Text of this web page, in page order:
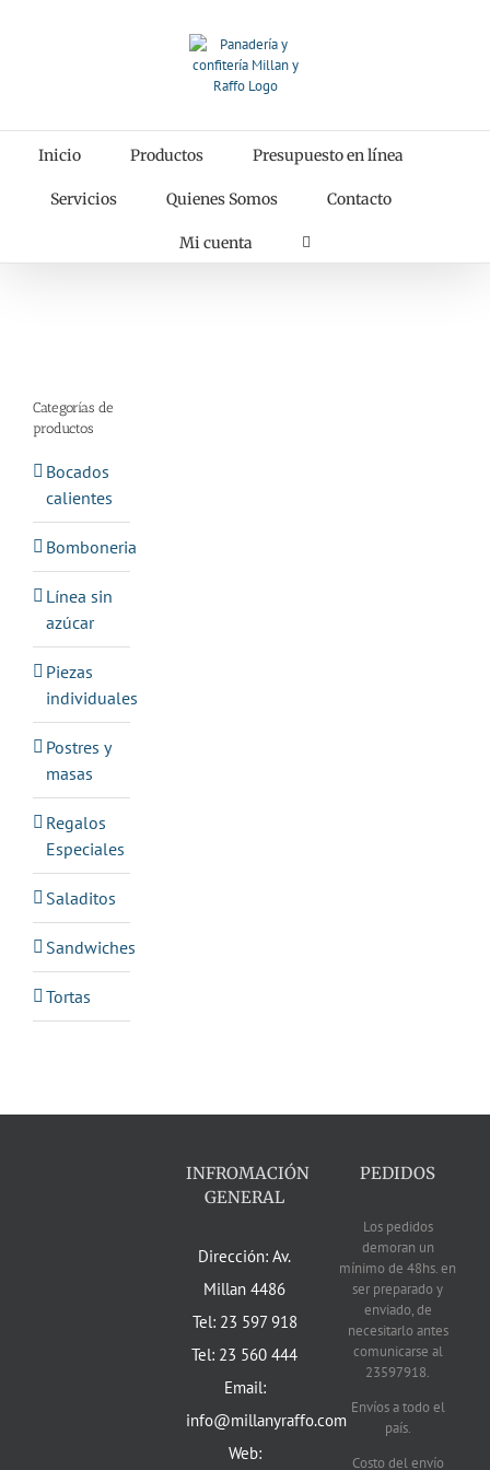
Inicio Productos Presupuesto en línea
Servicios Quienes Somos Contacto
Mi cuenta
Categorías de
productos
Bocados
calientes
Bomboneria
Línea sin
azúcar
Piezas
individuales
Postres y
masas
Regalos
Especiales
Saladitos
Sandwiches
Tortas
INFROMACIÓN
GENERAL
Dirección: Av.
Millan 4486
Tel: 23 597 918
Tel: 23 560 444
Email:
info@millanyraffo.com
Web:
PEDIDOS
Los pedidos
demoran un
mínimo de 48hs. en
ser preparado y
enviado, de
necesitarlo antes
comunicarse al
23597918.
Envíos a todo el
país.
Costo del envío